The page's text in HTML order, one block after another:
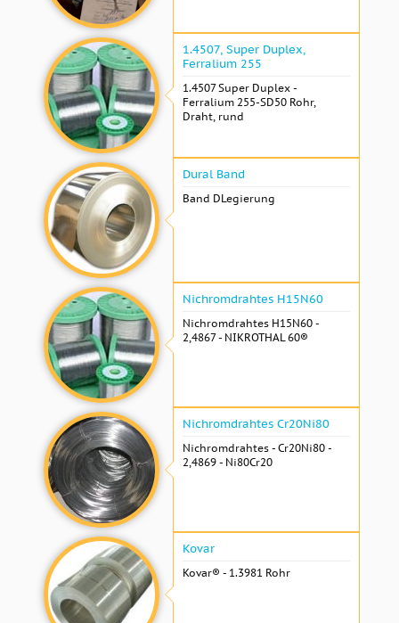
1.4507, Super Duplex,
Ferralium 255
1.4507 Super Duplex -
Ferralium 255-SD50 Rohr,
Draht, rund
Dural Band
Band DLegierung
Nichromdrahtes H15N60
Nichromdrahtes H15N60 -
2,4867 - NIKROTHAL 60®
Nichromdrahtes Cr20Ni80
Nichromdrahtes - Cr20Ni80 -
2,4869 - Ni80Cr20
Kovar
Kovar® - 1.3981 Rohr